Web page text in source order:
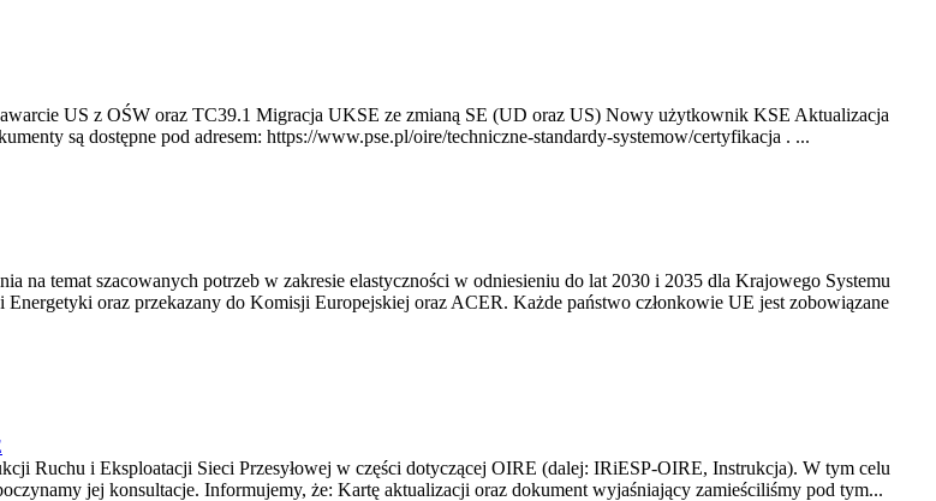
US z OŚW oraz TC39.1 Migracja UKSE ze zmianą SE (UD oraz US) Nowy użytkownik KSE Aktualizacja
są dostępne pod adresem: https://www.pse.pl/oire/techniczne-standardy-systemow/certyfikacja . ...
na temat szacowanych potrzeb w zakresie elastyczności w odniesieniu do lat 2030 i 2035 dla Krajowego Systemu
oraz przekazany do Komisji Europejskiej oraz ACER. Każde państwo członkowie UE jest zobowiązane
Ruchu i Eksploatacji Sieci Przesyłowej w części dotyczącej OIRE (dalej: IRiESP-OIRE, Instrukcja). W tym celu
jej konsultacje. Informujemy, że: Kartę aktualizacji oraz dokument wyjaśniający zamieściliśmy pod tym...